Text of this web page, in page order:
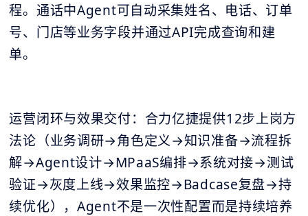
程。通话中Agent可自动采集姓名、电话、订单
号、门店等业务字段并通过API完成查询和建
单。
运营闭环与效果交付：合力亿捷提供12步上岗方
法论（业务调研→角色定义→知识准备→流程拆
解→Agent设计→MPaaS编排→系统对接→测试
验证→灰度上线→效果监控→Badcase复盘→持
续优化），Agent不是一次性配置而是持续培养